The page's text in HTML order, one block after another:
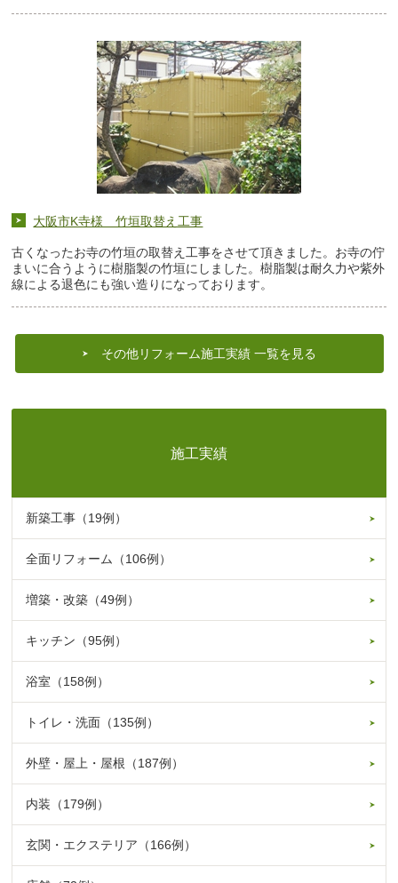
大阪市K寺様 竹垣取替え工事
古くなったお寺の竹垣の取替え工事をさせて頂きました。お寺の佇
まいに合うように樹脂製の竹垣にしました。樹脂製は耐久力や紫外
線による退色にも強い造りになっております。
その他リフォーム施工実績 一覧を見る
施工実績
新築工事（19例）
全面リフォーム（106例）
増築・改築（49例）
キッチン（95例）
浴室（158例）
トイレ・洗面（135例）
外壁・屋上・屋根（187例）
内装（179例）
玄関・エクステリア（166例）